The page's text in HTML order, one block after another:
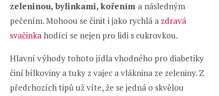
zeleninou, bylinkami, kořením a následným
pečením. Mohoou se činit i jako rychlá a zdravá
svačinka hodící se nejen pro lidi s cukrovkou.
Hlavní výhody tohoto jídla vhodného pro diabetiky
činí bílkoviny a tuky z vajec a vláknina ze zeleniny. Z
předchozích tipů už víte, že se jedná o skvělou